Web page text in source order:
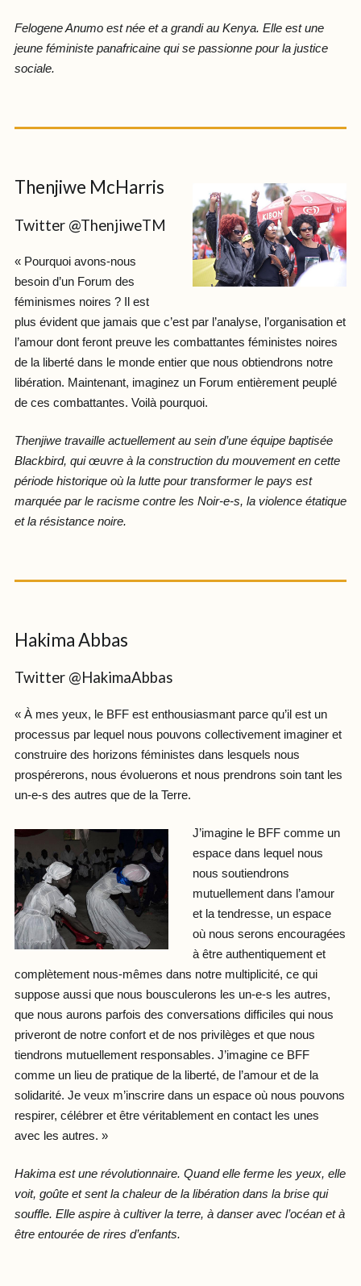
Felogene Anumo est née et a grandi au Kenya. Elle est une
jeune féministe panafricaine qui se passionne pour la justice
sociale.
Thenjiwe McHarris
Twitter @ThenjiweTM
« Pourquoi avons-nous
besoin d’un Forum des
féminismes noires ? Il est
plus évident que jamais que c’est par l’analyse, l’organisation et
l’amour dont feront preuve les combattantes féministes noires
de la liberté dans le monde entier que nous obtiendrons notre
libération. Maintenant, imaginez un Forum entièrement peuplé
de ces combattantes. Voilà pourquoi.
Thenjiwe travaille actuellement au sein d’une équipe baptisée
Blackbird, qui œuvre à la construction du mouvement en cette
période historique où la lutte pour transformer le pays est
marquée par le racisme contre les Noir-e-s, la violence étatique
et la résistance noire.
Hakima Abbas
Twitter @HakimaAbbas
« À mes yeux, le BFF est enthousiasmant parce qu’il est un
processus par lequel nous pouvons collectivement imaginer et
construire des horizons féministes dans lesquels nous
prospérerons, nous évoluerons et nous prendrons soin tant les
un-e-s des autres que de la Terre.
J’imagine le BFF comme un
espace dans lequel nous
nous soutiendrons
mutuellement dans l’amour
et la tendresse, un espace
où nous serons encouragées
à être authentiquement et
complètement nous-mêmes dans notre multiplicité, ce qui
suppose aussi que nous bousculerons les un-e-s les autres,
que nous aurons parfois des conversations difficiles qui nous
priveront de notre confort et de nos privilèges et que nous
tiendrons mutuellement responsables. J’imagine ce BFF
comme un lieu de pratique de la liberté, de l’amour et de la
solidarité. Je veux m’inscrire dans un espace où nous pouvons
respirer, célébrer et être véritablement en contact les unes
avec les autres. »
Hakima est une révolutionnaire. Quand elle ferme les yeux, elle
voit, goûte et sent la chaleur de la libération dans la brise qui
souffle. Elle aspire à cultiver la terre, à danser avec l’océan et à
être entourée de rires d’enfants.